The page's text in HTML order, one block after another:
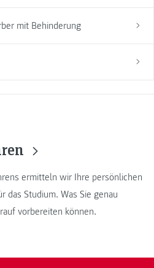
mit Behinderung
ermitteln wir Ihre persönlichen
das Studium. Was Sie genau
vorbereiten können.